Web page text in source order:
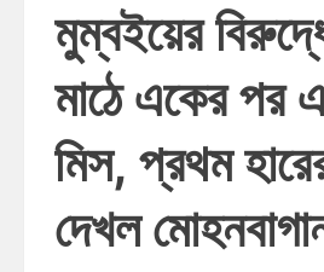
মুম্বইয়ের
মাঠে একের পর
মিস, প্রথম
দেখল